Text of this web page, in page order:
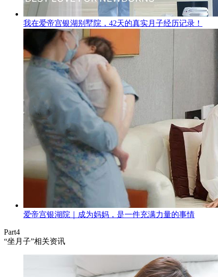
我在爱帝宫银湖别墅院，42天的真实月子经历记录！
爱帝宫银湖院｜成为妈妈，是一件充满力量的事情
Part4
“坐月子”相关资讯